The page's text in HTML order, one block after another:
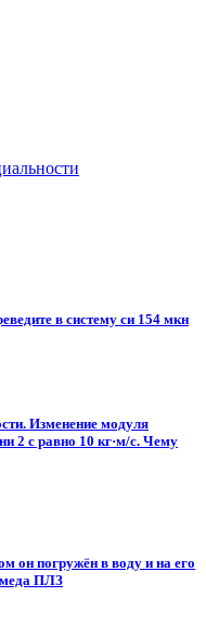
в систему си 154 мкн
Изменение модуля
2 с равно 10 кг·м/с. Чему
он погружён в воду и на его
ПЛЗ